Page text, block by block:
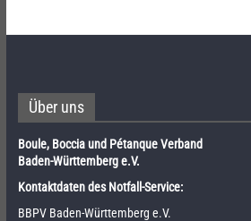
Über uns
Boule, Boccia und Pétanque Verband
Baden-Württemberg e.V.
Kontaktdaten des Notfall-Service:
BBPV Baden-Württemberg e.V.